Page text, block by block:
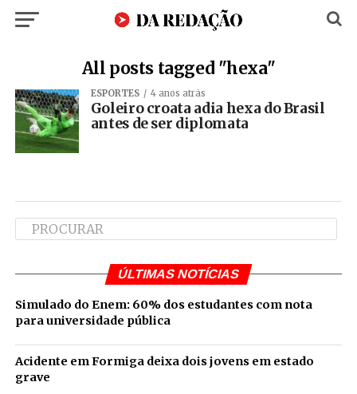
All posts tagged "hexa"
ESPORTES 4 anos atrás
Goleiro croata adia hexa do Brasil
antes de ser diplomata
ÚLTIMAS NOTÍCIAS
Simulado do Enem: 60% dos estudantes com nota
para universidade pública
Acidente em Formiga deixa dois jovens em estado
grave